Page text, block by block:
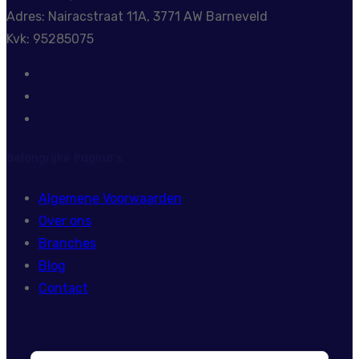
Adres: Nairacstraat 11A, 3771 AW Barneveld
Kvk: 95285075
Algemene Voorwaarden
Over ons
Branches
Blog
Contact